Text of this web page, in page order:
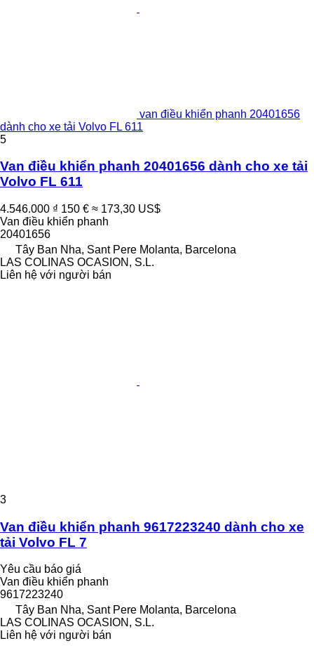
van điều khiển phanh 20401656
dành cho xe tải Volvo FL 611
5
Van điều khiển phanh 20401656 dành cho xe tải
Volvo FL 611
4.546.000 ₫ 150 € ≈ 173,30 US$
Van điều khiển phanh
20401656
Tây Ban Nha, Sant Pere Molanta, Barcelona
LAS COLINAS OCASION, S.L.
Liên hệ với người bán
3
Van điều khiển phanh 9617223240 dành cho xe
tải Volvo FL 7
Yêu cầu báo giá
Van điều khiển phanh
9617223240
Tây Ban Nha, Sant Pere Molanta, Barcelona
LAS COLINAS OCASION, S.L.
Liên hệ với người bán